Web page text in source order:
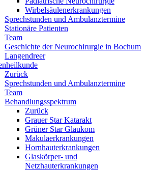
Wirbelsäulenerkrankungen
Sprechstunden und Ambulanztermine
Stationäre Patienten
Team
Geschichte der Neurochirurgie in Bochum
Langendreer
Zurück
Sprechstunden und Ambulanztermine
Team
Behandlungsspektrum
Zurück
Grauer Star Katarakt
Grüner Star Glaukom
Makulaerkrankungen
Hornhauterkrankungen
Glaskörper- und
Netzhauterkrankungen